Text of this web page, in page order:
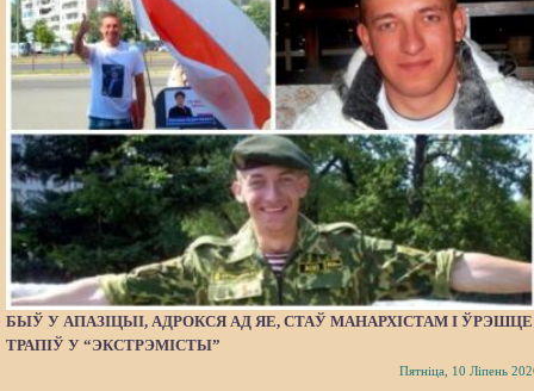
БЫЎ У АПАЗІЦЫІ, АДРОКСЯ АД ЯЕ, СТАЎ МАНАРХІСТАМ І ЎРЭШЦЕ
ТРАПІЎ У “ЭКСТРЭМІСТЫ”
Пятніца, 10 Ліпень